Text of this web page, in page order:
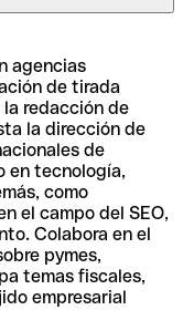
la viabilidad y
enfoque para
de gestión de
con datos y a
importante en
euro cuenta.
agencias
de tirada
redacción de
la dirección de
de
en tecnología,
como
el campo del SEO,
Colabora en el
pymes,
temas fiscales,
empresarial